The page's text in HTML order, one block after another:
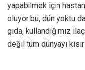
yapabilmek için
oluyor bu, dün yoktu
gıda, kullandığımız
değil tüm dünyayı